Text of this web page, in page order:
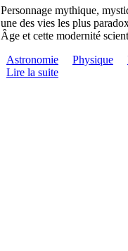
Personnage mythique,
une des vies les plus
Âge et cette modernité
Astronomie
Physique
Lire la suite